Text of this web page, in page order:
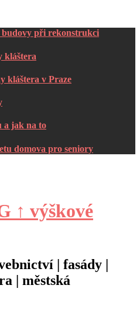
budovy při rekonstrukci
kláštera
kláštera v Praze
a jak na to
domova pro seniory
↑ výškové
| fasády |
| městská